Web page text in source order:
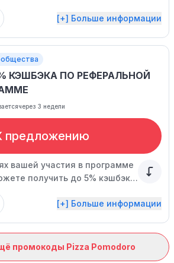
товары участвуют в акции.
[+] Больше информации
КЭШБЭКА ПО РЕФЕРАЛЬНОЙ
через 3 недели
предложению
вашей участия в программе
получить до 5% кэшбэка
[+] Больше информации
промокоды Pizza Pomodoro